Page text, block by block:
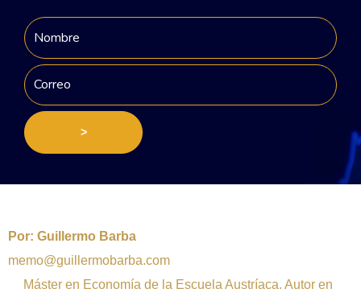
>
Por: Guillermo Barba
memo@guillermobarba.com
Máster en Economía de la Escuela Austríaca. Autor en